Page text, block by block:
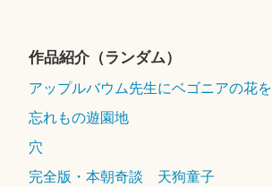
作品紹介（ランダム）
アップルバウム先生にベゴニアの花を
忘れもの遊園地
穴
完全版・本朝奇談 天狗童子